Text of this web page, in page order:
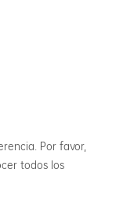
Por favor,
todos los